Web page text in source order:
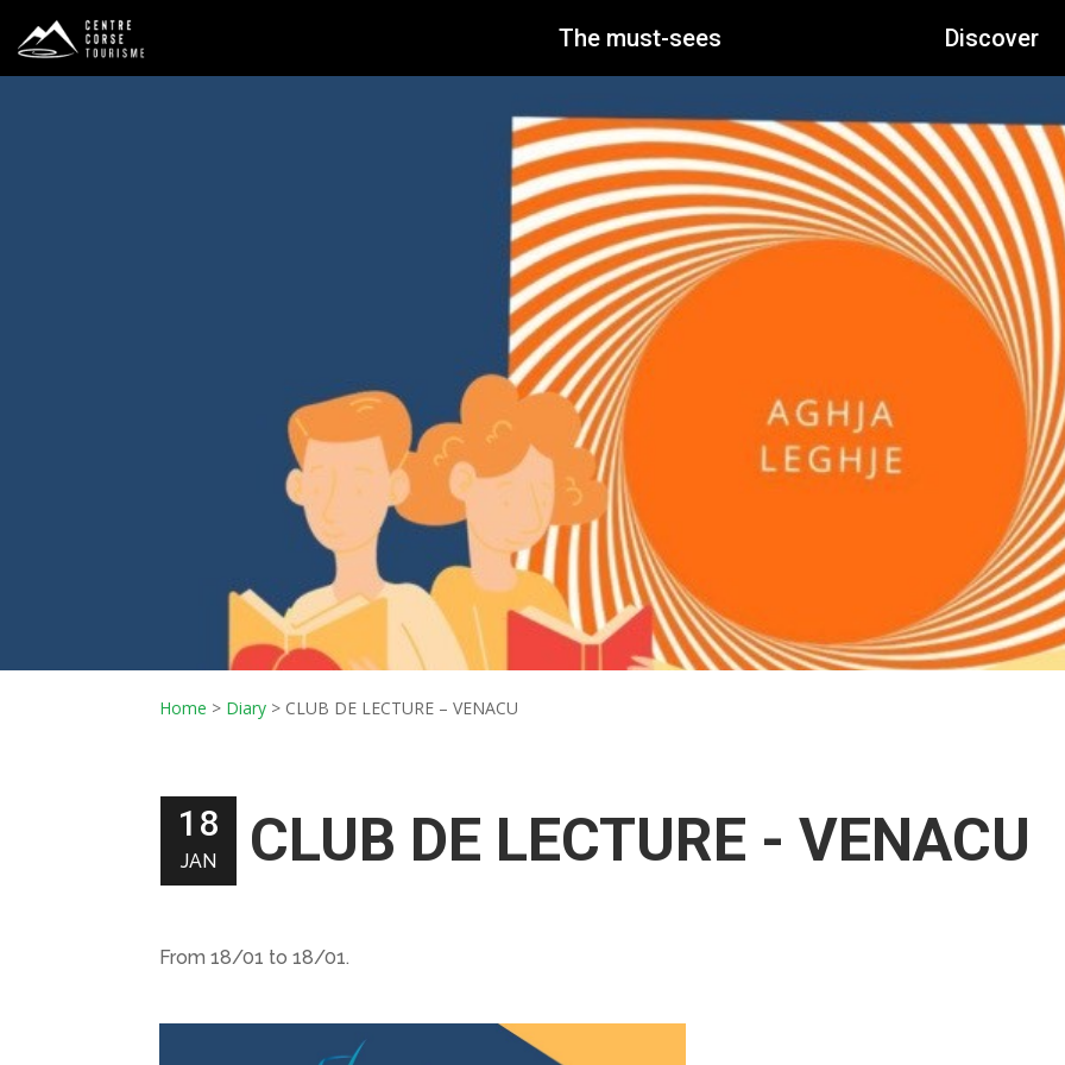
The must-sees Discover
Home > Diary > CLUB DE LECTURE – VENACU
18
JAN CLUB DE LECTURE - VENACU
From 18/01 to 18/01.